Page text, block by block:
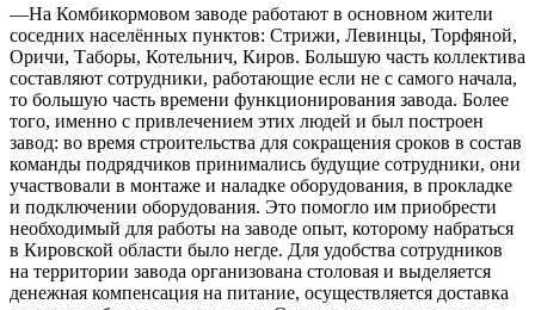
—На Комбикормовом заводе работают в основном жители
соседних населённых пунктов: Стрижи, Левинцы, Торфяной,
Оричи, Таборы, Котельнич, Киров. Большую часть коллектива
составляют сотрудники, работающие если не с самого начала,
то большую часть времени функционирования завода. Более
того, именно с привлечением этих людей и был построен
завод: во время строительства для сокращения сроков в состав
команды подрядчиков принимались будущие сотрудники, они
участвовали в монтаже и наладке оборудования, в прокладке
и подключении оборудования. Это помогло им приобрести
необходимый для работы на заводе опыт, которому набраться
в Кировской области было негде. Для удобства сотрудников
на территории завода организована столовая и выделяется
денежная компенсация на питание, осуществляется доставка